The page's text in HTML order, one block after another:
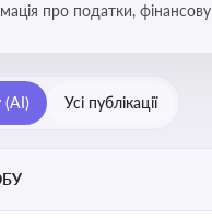
про податки, фінансову
(AI) Усі публікації